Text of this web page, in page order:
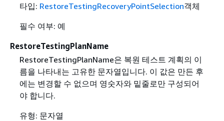
타입: RestoreTestingRecoveryPointSelection객체
필수 여부: 예
RestoreTestingPlanName
RestoreTestingPlanName은 복원 테스트 계획의 이
름을 나타내는 고유한 문자열입니다. 이 값은 만든 후
에는 변경할 수 없으며 영숫자와 밑줄로만 구성되어
야 합니다.
유형: 문자열